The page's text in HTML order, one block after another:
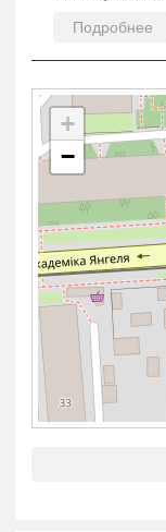
Подробнее
+
−